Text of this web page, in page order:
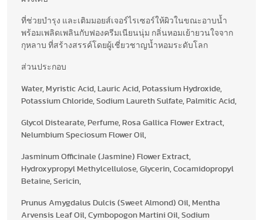
ที่ช่วยบำรุง และเติมมอยส์เจอร์ไรเซอร์ให้ผิวในขณะอาบน้ำ
พร้อมเพลิดเพลินกับฟองครีมเนียนนุ่ม กลิ่นหอมเย้ายวนใจจาก
กุหลาบ ที่สร้างสรรค์โดยผู้เชี่ยวชาญน้ำหอมระดับโลก
ส่วนประกอบ
Water, Myristic Acid, Lauric Acid, Potassium Hydroxide,
Potassium Chloride, Sodium Laureth Sulfate, Palmitic Acid,
Glycol Distearate, Perfume, Rosa Gallica Flower Extract,
Nelumbium Speciosum Flower Oil,
Jasminum Officinale (Jasmine) Flower Extract,
Hydroxypropyl Methylcellulose, Glycerin, Cocamidopropyl
Betaine, Sericin,
Prunus Amygdalus Dulcis (Sweet Almond) Oil, Mentha
Arvensis Leaf Oil, Cymbopogon Martini Oil, Sodium